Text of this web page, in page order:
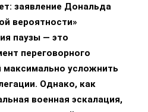
заявление Дональда
вероятности»
паузы — это
переговорного
максимально усложнить
Однако, как
военная эскалация,